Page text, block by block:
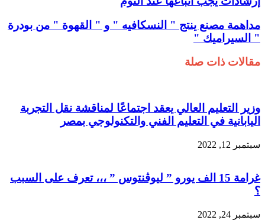
مداهمة مصنع ينتج " النسكافيه " و " القهوة " من بودرة
" السيراميك "
مقالات ذات صلة
وزير التعليم العالي يعقد اجتماعًا لمناقشة نقل التجربة
اليابانية في التعليم الفني والتكنولوجي بمصر
سبتمبر 12, 2022
غرامة 15 الف يورو ” ليوڤنتوس ” ،،، تعرف على السبب
؟
سبتمبر 24, 2022